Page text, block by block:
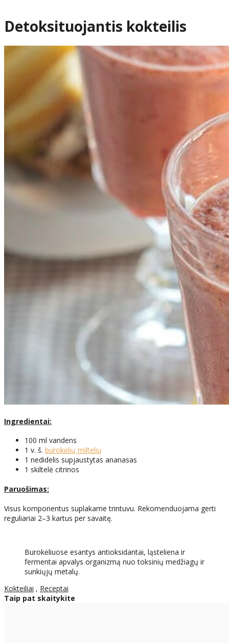
Detoksituojantis kokteilis
Ingredientai:
100 ml vandens
1 v. š. burokėlių miltelių
1 nedidelis supjaustytas ananasas
1 skiltelė citrinos
Paruošimas:
Visus komponentus suplakame trintuvu. Rekomenduojama gerti
reguliariai 2–3 kartus per savaitę.
Burokėliuose esantys antioksidantai, ląsteliena ir
fermentai apvalys organizmą nuo toksinių medžiagų ir
sunkiųjų metalų.
Kokteiliai , Receptai
Taip pat skaitykite